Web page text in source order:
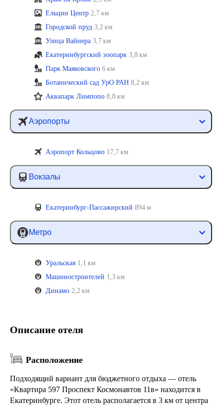
Ельцин Центр 2,7 км
Городской пруд 3,2 км
Улица Вайнера 3,7 км
Екатеринбургский зоопарк 3,8 км
Парк Маяковского 6 км
Ботанический сад УрО РАН 8,2 км
Аквапарк Лимпопо 8,8 км
Аэропорты
Аэропорт Кольцово 17,7 км
Вокзалы
Екатеринбург-Пассажирский 894 м
Метро
Уральская 1,1 км
Машиностроителей 1,3 км
Динамо 2,2 км
Описание отеля
Расположение
Подходящий вариант для бюджетного отдыха — отель
«Квартира 597 Проспект Космонавтов 11в» находится в
Екатеринбурге. Этот отель располагается в 3 км от центра